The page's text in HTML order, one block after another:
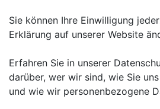
Sie können Ihre Einwilligung
Erklärung auf unserer Website
Erfahren Sie in unserer
darüber, wer wir sind, wie Sie
und wie wir personenbezogene